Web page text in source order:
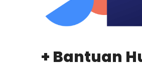
+ Bantuan